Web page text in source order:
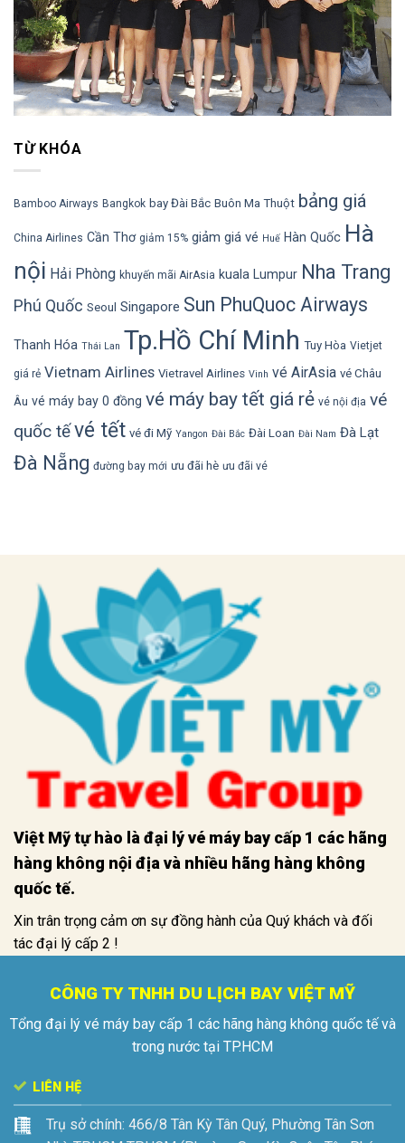
TỪ KHÓA
Bamboo Airways Bangkok bay Đài Bắc Buôn Ma Thuột bảng giá
China Airlines Cần Thơ giảm 15% giảm giá vé Huế Hàn Quốc Hà
nội Hải Phòng khuyến mãi AirAsia kuala Lumpur Nha Trang
Phú Quốc Seoul Singapore Sun PhuQuoc Airways
Thanh Hóa Thái Lan Tp.Hồ Chí Minh Tuy Hòa Vietjet
giá rẻ Vietnam Airlines Vietravel Airlines Vinh vé AirAsia vé Châu
Âu vé máy bay 0 đồng vé máy bay tết giá rẻ vé nội địa vé
quốc tếvé tết vé đi Mỹ Yangon Đài Bắc Đài Loan Đài Nam Đà Lạt
Đà Nẵng đường bay mới ưu đãi hè ưu đãi vé
Việt Mỹ tự hào là đại lý vé máy bay cấp 1 các hãng
hàng không nội địa và nhiều hãng hàng không
quốc tế.
Xin trân trọng cảm ơn sự đồng hành của Quý khách và đối
tác đại lý cấp 2 !
CÔNG TY TNHH DU LỊCH BAY VIỆT MỸ
Tổng đại lý vé máy bay cấp 1 các hãng hàng không quốc tế và
trong nước tại TP.HCM
LIÊN HỆ
Trụ sở chính: 466/8 Tân Kỳ Tân Quý, Phường Tân Sơn